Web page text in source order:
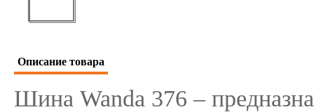
Описание товара
Шина Wanda 376 –